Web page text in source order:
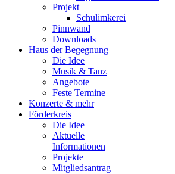
Projekt
Schulimkerei
Pinnwand
Downloads
Haus der Begegnung
Die Idee
Musik & Tanz
Angebote
Feste Termine
Konzerte & mehr
Förderkreis
Die Idee
Aktuelle
Informationen
Projekte
Mitgliedsantrag